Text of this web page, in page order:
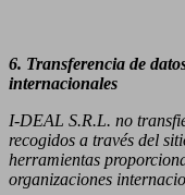
6. Transferencia de
internacionales
I-DEAL S.R.L. no
recogidos a través del
herramientas
organizaciones